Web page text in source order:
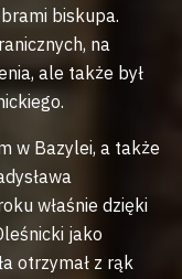
biskupa.
na
ale także był
w Bazylei, a także
właśnie dzięki
jako
otrzymał z rąk